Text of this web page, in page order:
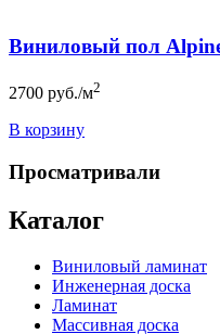
Виниловый пол
2700 руб./м2
В корзину
Просматривали
Каталог
Виниловый ламинат
Инженерная доска
Ламинат
Массивная доска